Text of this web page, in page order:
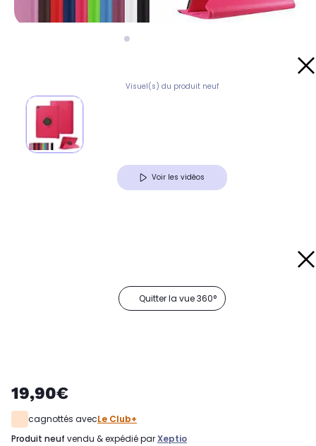
Visuel(s) du produit neuf
Voir les vidéos
Quitter la vue 360°
19,90€
cagnottés avecLe Club+
produit neuf vendu & expédié parXeptio